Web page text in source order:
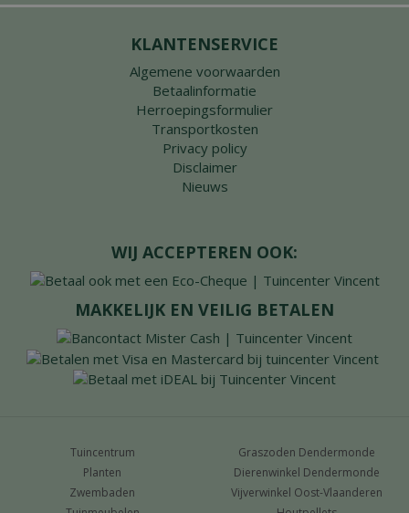
KLANTENSERVICE
Algemene voorwaarden
Betaalinformatie
Herroepingsformulier
Transportkosten
Privacy policy
Disclaimer
Nieuws
WIJ ACCEPTEREN OOK:
MAKKELIJK EN VEILIG BETALEN
Tuincentrum
Planten
Zwembaden
Graszoden Dendermonde
Dierenwinkel Dendermonde
Vijverwinkel Oost-Vlaanderen